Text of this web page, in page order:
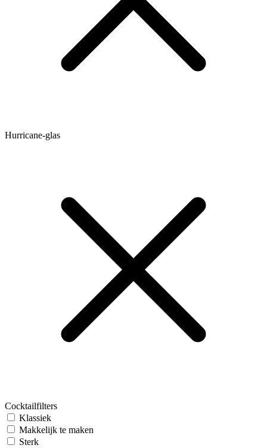
Hurricane-glas
Cocktailfilters
Klassiek
Makkelijk te maken
Sterk